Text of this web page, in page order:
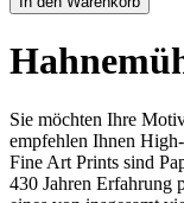
Sie möchten Ihre
empfehlen Ihnen
Fine Art Prints sind
430 Jahren Erfahrung